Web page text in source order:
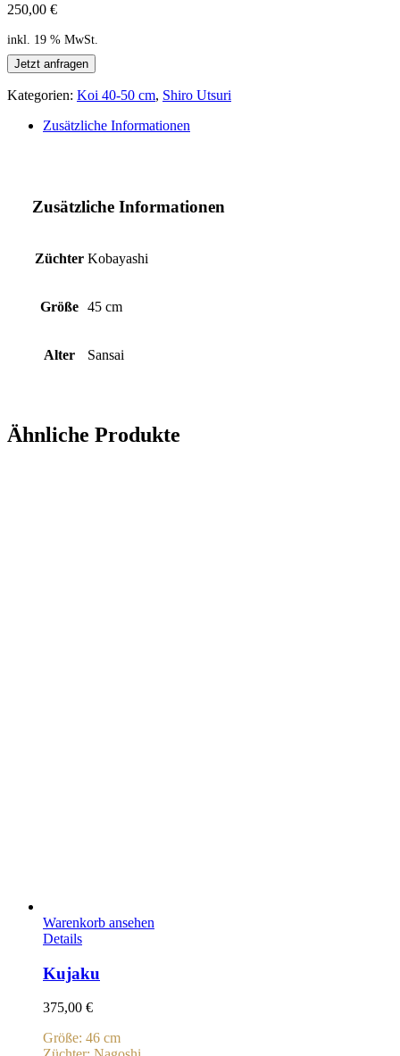
250,00 €
inkl. 19 % MwSt.
Jetzt anfragen
Kategorien: Koi 40-50 cm, Shiro Utsuri
Zusätzliche Informationen
Zusätzliche Informationen
Züchter Kobayashi
Größe 45 cm
Alter Sansai
Ähnliche Produkte
Warenkorb ansehen
Details
Kujaku
375,00 €
Größe: 46 cm